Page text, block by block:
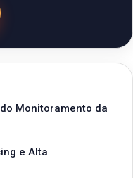
Monitoramento da
e Alta